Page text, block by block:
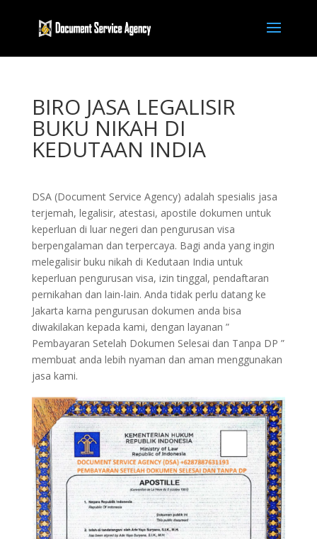
BIRO JASA LEGALISIR
BUKU NIKAH DI
KEDUTAAN INDIA
DSA (Document Service Agency) adalah spesialis jasa
terjemah, legalisir, atestasi, apostile dokumen untuk
keperluan di luar negeri dan pengurusan visa
berpengalaman dan terpercaya. Bagi anda yang ingin
melegalisir buku nikah di Kedutaan India untuk
keperluan pengurusan visa, izin tinggal, pendaftaran
pernikahan dan lain-lain. Anda tidak perlu datang ke
Jakarta karna pengurusan dokumen anda bisa
diwakilakan kepada kami, dengan layanan ”
Pembayaran Setelah Dokumen Selesai dan Tanpa DP ”
membuat anda lebih nyaman dan aman menggunakan
jasa kami.